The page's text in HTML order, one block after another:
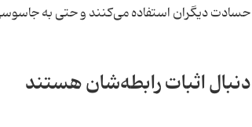
دیگران استفاده می‌کنند و حتی به
اثبات رابطه‌شان هستند